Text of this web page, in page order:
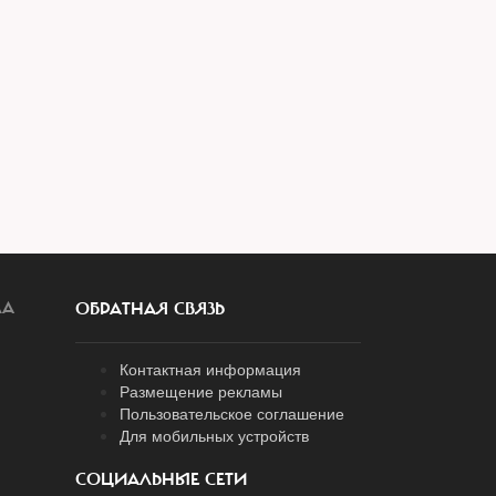
ОБРАТНАЯ СВЯЗЬ
Контактная информация
Размещение рекламы
Пользовательское соглашение
Для мобильных устройств
СОЦИАЛЬНЫЕ СЕТИ